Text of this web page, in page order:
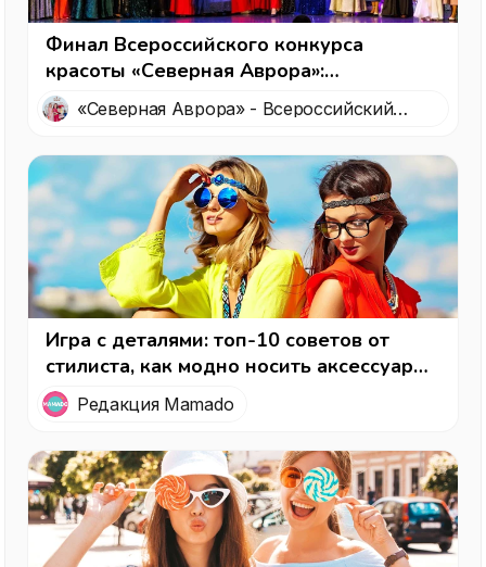
Финал Всероссийского конкурса
красоты «Северная Аврора»:
победители 18 сезона, интервью с
победительницей голосования в
журнале Mamado и новые горизонты
«Северная Аврора» - Всероссийский
Игра с деталями: топ-10 советов от
стилиста, как модно носить аксессуары
сегодняРедакция Mamado